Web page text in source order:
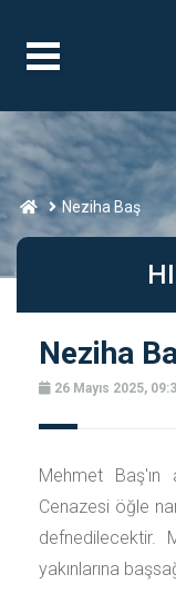
Neziha Baş
Neziha
26 Mayıs 2025,
Mehmet
Cenazesi öğle
defnedilecektir.
yakınlarına